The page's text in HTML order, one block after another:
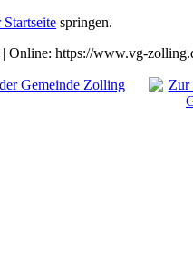
Startseite springen.
| Online: https://www.vg-